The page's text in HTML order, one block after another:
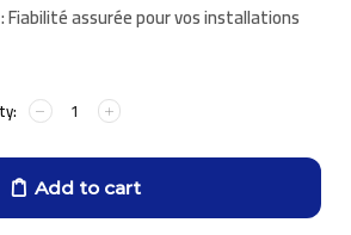
: Fiabilité assurée pour vos installations
Add to cart